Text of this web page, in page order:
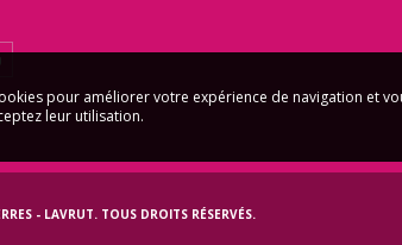
- LAVRUT. TOUS DROITS RÉSERVÉS.
pour améliorer votre expérience de navigation et
leur utilisation.